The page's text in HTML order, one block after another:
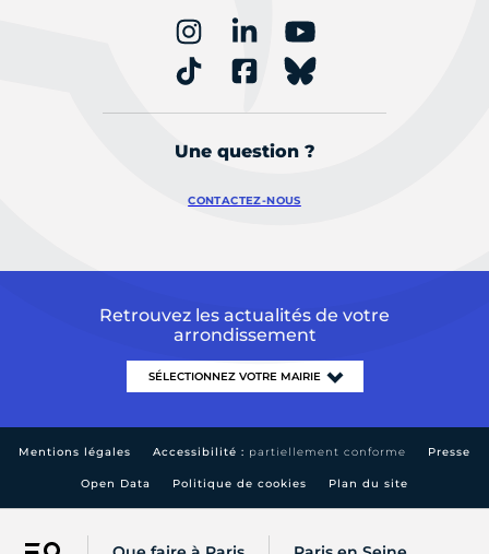
Une question ?
CONTACTEZ-NOUS
Retrouvez les actualités de votre
arrondissement
Mentions légales Accessibilité : partiellement conforme Presse
Open Data Politique de cookies Plan du site